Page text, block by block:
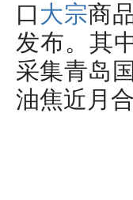
口 大宗商
发布。其
采集青岛
油焦近月